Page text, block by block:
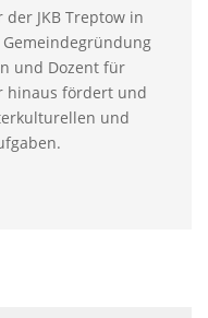
JKB Treptow in
und Dozent für
hinaus fördert und
und